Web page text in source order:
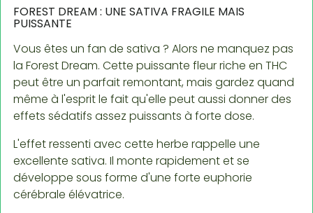
FOREST DREAM : UNE SATIVA FRAGILE MAIS
PUISSANTE
Vous êtes un fan de sativa ? Alors ne manquez pas
la Forest Dream. Cette puissante fleur riche en THC
peut être un parfait remontant, mais gardez quand
même à l'esprit le fait qu'elle peut aussi donner des
effets sédatifs assez puissants à forte dose.
L'effet ressenti avec cette herbe rappelle une
excellente sativa. Il monte rapidement et se
développe sous forme d'une forte euphorie
cérébrale élévatrice.